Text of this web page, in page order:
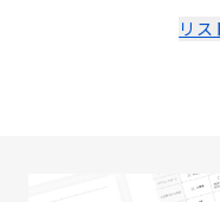
確だといいなと思いま
リス